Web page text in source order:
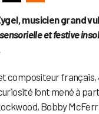
musicien grand
et festive
compositeur français,
l’ont mené à
Bobby